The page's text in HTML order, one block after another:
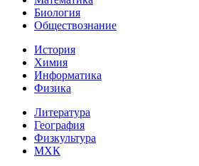
Биология
Обществознание
История
Химия
Информатика
Физика
Литература
География
Физкультура
МХК